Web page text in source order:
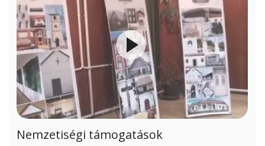
Nemzetiségi támogatások